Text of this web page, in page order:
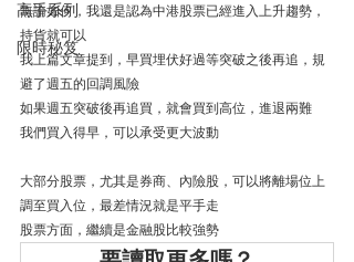
高手系列
限時秘笈
無論如何，我還是認為中港股票已經進入上升趨勢，
持貨就可以
我上篇文章提到，早買埋伏好過等突破之後再追，規
避了週五的回調風險
如果週五突破後再追買，就會買到高位，進退兩難
我們買入得早，可以承受更大波動
大部分股票，尤其是券商、內險股，可以將離場位上
調至買入位，最差情況就是平手走
股票方面，繼續是金融股比較強勢